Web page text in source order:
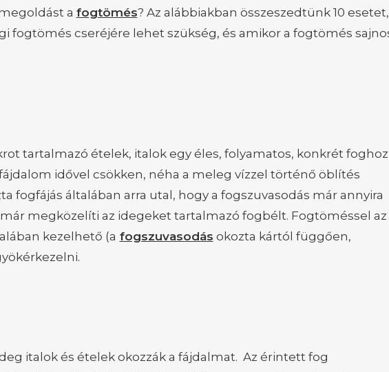
a fogtömés? Az alábbiakban összeszedtünk 10 esetet,
fogtömés cseréjére lehet szükség, és amikor a fogtömés
tartalmazó ételek, italok egy éles, folyamatos, konkrét foghoz
idővel csökken, néha a meleg vízzel történő öblítés
fogfájás általában arra utal, hogy a fogszuvasodás már annyira
megközelíti az idegeket tartalmazó fogbélt. Fogtöméssel az
kezelhető (a fogszuvasodás okozta kártól függően,
italok és ételek okozzák a fájdalmat. Az érintett fog